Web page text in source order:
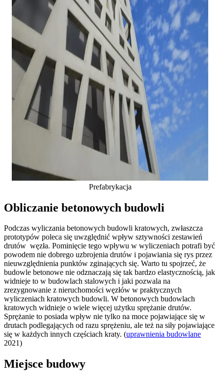
Prefabrykacja
Obliczanie betonowych budowli
Podczas wyliczania betonowych budowli kratowych, zwłaszcza
prototypów poleca się uwzględnić wpływ sztywności zestawień
drutów węzła. Pominięcie tego wpływu w wyliczeniach potrafi być
powodem nie dobrego uzbrojenia drutów i pojawiania się rys przez
nieuwzględnienia punktów zginających się. Warto tu spojrzeć, że
budowle betonowe nie odznaczają się tak bardzo elastycznością, jak
widnieje to w budowlach stalowych i jaki pozwala na
zrezygnowanie z nieruchomości węzłów w praktycznych
wyliczeniach kratowych budowli. W betonowych budowlach
kratowych widnieje o wiele więcej użytku sprężanie drutów.
Sprężanie to posiada wpływ nie tylko na moce pojawiające się w
drutach podlegających od razu sprężeniu, ale też na siły pojawiające
się w każdych innych częściach kraty. (uprawnienia budowlane
2021)
Miejsce budowy